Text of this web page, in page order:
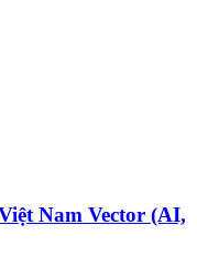
Nam Vector (AI,